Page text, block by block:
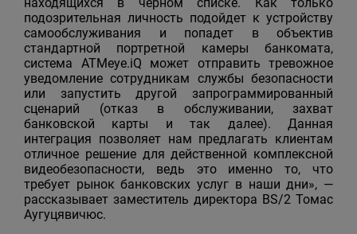
подозрительная личность подойдет к устройству
самообслуживания и попадет в объектив
стандартной портретной камеры банкомата,
система ATMeye.iQ может отправить тревожное
уведомление сотрудникам службы безопасности
или запустить другой запрограммированный
сценарий (отказ в обслуживании, захват
банковской карты и так далее). Данная
интеграция позволяет нам предлагать клиентам
отличное решение для действенной комплексной
видеобезопасности, ведь это именно то, что
требует рынок банковских услуг в наши дни», —
рассказывает заместитель директора BS/2 Томас
Аугуцявичюс.